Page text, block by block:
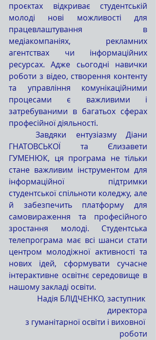
проєктах відкриває студентській
молоді нові можливості для
працевлаштування в
медіакомпаніях, рекламних
агентствах чи інформаційних
ресурсах. Адже сьогодні навички
роботи з відео, створення контенту
та управління комунікаційними
процесами є важливими і
затребуваними в багатьох сферах
професійної діяльності.
	Завдяки ентузіазму Діани
ГНАТОВСЬКОЇ та Єлизавети
ГУМЕНЮК, ця програма не тільки
стане важливим інструментом для
інформаційної підтримки
студентської спільноти коледжу, але
й забезпечить платформу для
самовираження та професійного
зростання молоді. Студентська
телепрограма має всі шанси стати
центром молодіжної активності та
нових ідей, сформувати сучасне
інтерактивне освітнє середовище в
нашому закладі освіти.
Надія БЛІДЧЕНКО, заступник
директора
з гуманітарної освіти і виховної
роботи